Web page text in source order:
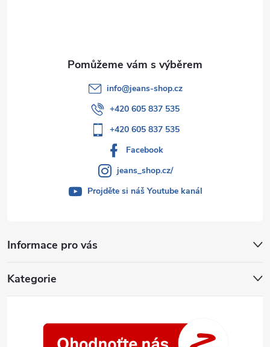
Informace pro vás
Kategorie
info@jeans-shop.cz
+420 605 837 535
+420 605 837 535
Facebook
jeans_shop.cz/
Projděte si náš Youtube kanál